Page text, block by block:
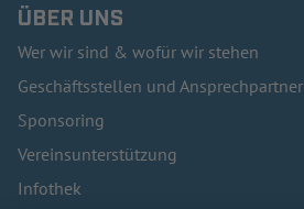
ÜBER UNS
Wer wir sind & wofür wir stehen
Geschäftsstellen und Ansprechpartner
Sponsoring
Vereinsunterstützung
Infothek